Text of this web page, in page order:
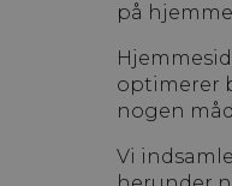
på
optimerer
nogen
Vi